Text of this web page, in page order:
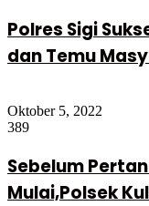
Polres Sigi
dan Temu
Oktober 5, 2022
389
Sebelum
Mulai,Polsek